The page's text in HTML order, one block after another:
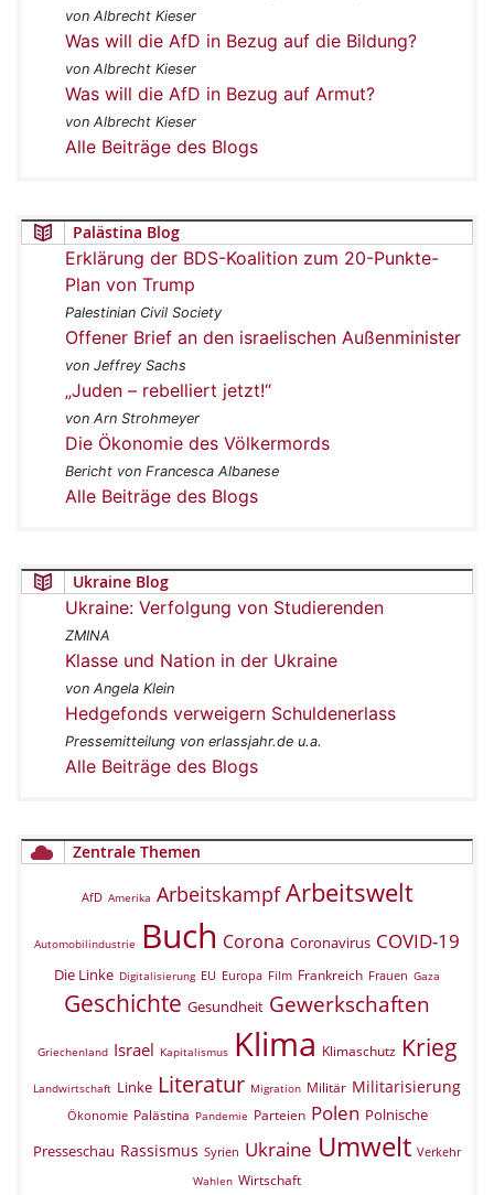
von Albrecht Kieser
Was will die AfD in Bezug auf die Bildung?
von Albrecht Kieser
Was will die AfD in Bezug auf Armut?
von Albrecht Kieser
Alle Beiträge des Blogs
Palästina Blog
Erklärung der BDS-Koalition zum 20-Punkte-
Plan von Trump
Palestinian Civil Society
Offener Brief an den israelischen Außenminister
von Jeffrey Sachs
„Juden – rebelliert jetzt!“
von Arn Strohmeyer
Die Ökonomie des Völkermords
Bericht von Francesca Albanese
Alle Beiträge des Blogs
Ukraine Blog
Ukraine: Verfolgung von Studierenden
ZMINA
Klasse und Nation in der Ukraine
von Angela Klein
Hedgefonds verweigern Schuldenerlass
Pressemitteilung von erlassjahr.de u.a.
Alle Beiträge des Blogs
Zentrale Themen
AfD Amerika Arbeitskampf Arbeitswelt
Automobilindustrie Buch Corona Coronavirus COVID-19
Die Linke Digitalisierung EU Europa Film Frankreich Frauen Gaza
Geschichte Gesundheit Gewerkschaften
Griechenland Israel Kapitalismus Klima Klimaschutz Krieg
Landwirtschaft Linke Literatur Migration Militär Militarisierung
Ökonomie Palästina Pandemie Parteien Polen Polnische
Presseschau Rassismus Syrien Ukraine Umwelt Verkehr
Wahlen Wirtschaft